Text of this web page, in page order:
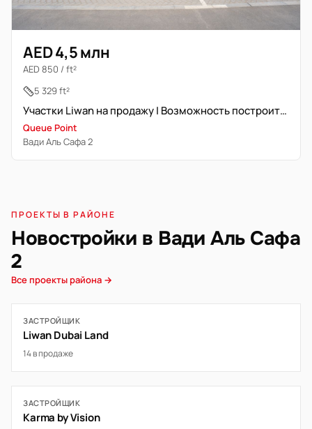
AED 4,5 млн
AED 850 / ft²
5 329 ft²
Участки Liwan на продажу | Возможность построить 2 объекта
Queue Point
Вади Аль Сафа 2
ПРОЕКТЫ В РАЙОНЕ
Новостройки в Вади Аль Сафа
2
Все проекты района →
ЗАСТРОЙЩИК
Liwan Dubai Land
14 в продаже
ЗАСТРОЙЩИК
Karma by Vision